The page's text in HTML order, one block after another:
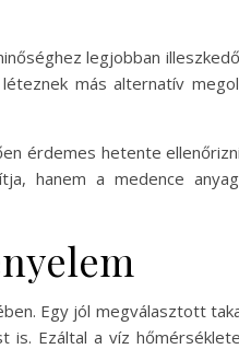
legjobban
más alternatív
érdemes hetente
hanem a medence
Egy jól megválasztott
Ezáltal a víz